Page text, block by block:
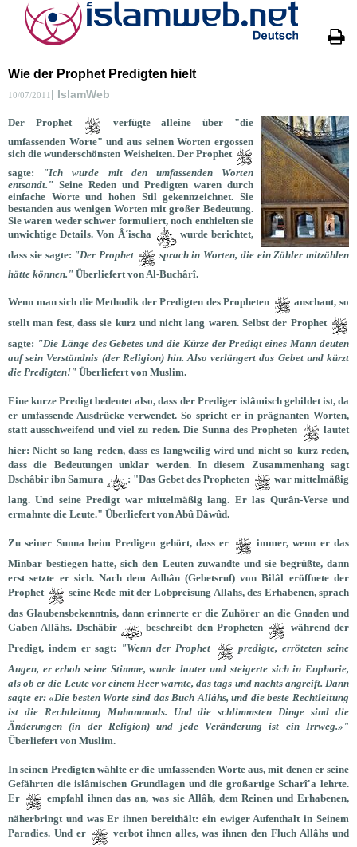
Wie der Prophet Predigten hielt
10/07/2011 | IslamWeb
Der Prophet
verfügte alleine über "die
umfassenden Worte" und aus seinen Worten ergossen
sich die wunderschönsten Weisheiten. Der Prophet
sagte:
"Ich wurde mit den umfassenden Worten
entsandt." Seine Reden und Predigten waren durch
einfache Worte und hohen Stil gekennzeichnet. Sie
bestanden aus wenigen Worten mit großer Bedeutung.
Sie waren weder schwer formuliert, noch enthielten sie
unwichtige Details. Von Â´ischa
wurde berichtet,
dass sie sagte: "Der Prophet
sprach in Worten, die ein Zähler mitzählen
hätte können." Überliefert von Al-Buchârî.
Wenn man sich die Methodik der Predigten des Propheten
anschaut, so
stellt man fest, dass sie kurz und nicht lang waren. Selbst der Prophet
sagte: "Die Länge des Gebetes und die Kürze der Predigt eines Mann deuten
auf sein Verständnis (der Religion) hin. Also verlängert das Gebet und kürzt
die Predigten!" Überliefert von Muslim.
Eine kurze Predigt bedeutet also, dass der Prediger islâmisch gebildet ist, da
er umfassende Ausdrücke verwendet. So spricht er in prägnanten Worten,
statt ausschweifend und viel zu reden. Die Sunna des Propheten
lautet
hier: Nicht so lang reden, dass es langweilig wird und nicht so kurz reden,
dass die Bedeutungen unklar werden. In diesem Zusammenhang sagt
Dschâbir ibn Samura
: "Das Gebet des Propheten
war mittelmäßig
lang. Und seine Predigt war mittelmäßig lang. Er las Qurân-Verse und
ermahnte die Leute." Überliefert von Abû Dâwûd.
Zu seiner Sunna beim Predigen gehört, dass er
immer, wenn er das
Minbar bestiegen hatte, sich den Leuten zuwandte und sie begrüßte, dann
erst setzte er sich. Nach dem Adhân (Gebetsruf) von Bilâl eröffnete der
Prophet
seine Rede mit der Lobpreisung Allahs, des Erhabenen, sprach
das Glaubensbekenntnis, dann erinnerte er die Zuhörer an die Gnaden und
Gaben Allâhs. Dschâbir
beschreibt den Propheten
während der
Predigt, indem er sagt: "Wenn der Prophet
predigte, erröteten seine
Augen, er erhob seine Stimme, wurde lauter und steigerte sich in Euphorie,
als ob er die Leute vor einem Heer warnte, das tags und nachts angreift. Dann
sagte er: «Die besten Worte sind das Buch Allâhs, und die beste Rechtleitung
ist die Rechtleitung Muhammads. Und die schlimmsten Dinge sind die
Änderungen (in der Religion) und jede Veränderung ist ein Irrweg.»"
Überliefert von Muslim.
In seinen Predigten wählte er die umfassenden Worte aus, mit denen er seine
Gefährten die islâmischen Grundlagen und die großartige Scharî'a lehrte.
Er
empfahl ihnen das an, was sie Allâh, dem Reinen und Erhabenen,
näherbringt und was Er ihnen bereithält: ein ewiger Aufenthalt in Seinem
Paradies. Und er
verbot ihnen alles, was ihnen den Fluch Allâhs und